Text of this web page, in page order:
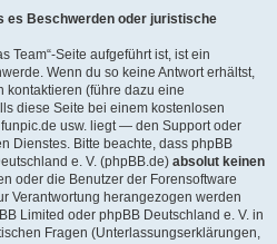
es Beschwerden oder juristische
Team“-Seite aufgeführt ist, ist ein
Wenn du so keine Antwort erhältst,
kontaktieren (führe dazu eine
diese Seite bei einem kostenlosen
usw. liegt — den Support oder
Dienstes. Bitte beachte, dass phpBB
e. V. (phpBB.de) absolut keinen
oder die Benutzer der Forensoftware
Verantwortung herangezogen werden
Limited oder phpBB Deutschland e. V. in
Fragen (Unterlassungserklärungen,